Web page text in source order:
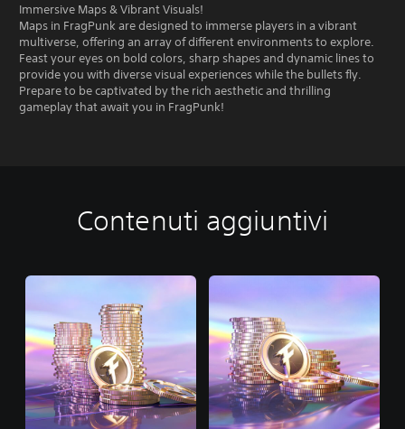
Immersive Maps & Vibrant Visuals!
Maps in FragPunk are designed to immerse players in a vibrant
multiverse, offering an array of different environments to explore.
Feast your eyes on bold colors, sharp shapes and dynamic lines to
provide you with diverse visual experiences while the bullets fly.
Prepare to be captivated by the rich aesthetic and thrilling
gameplay that await you in FragPunk!
Contenuti aggiuntivi